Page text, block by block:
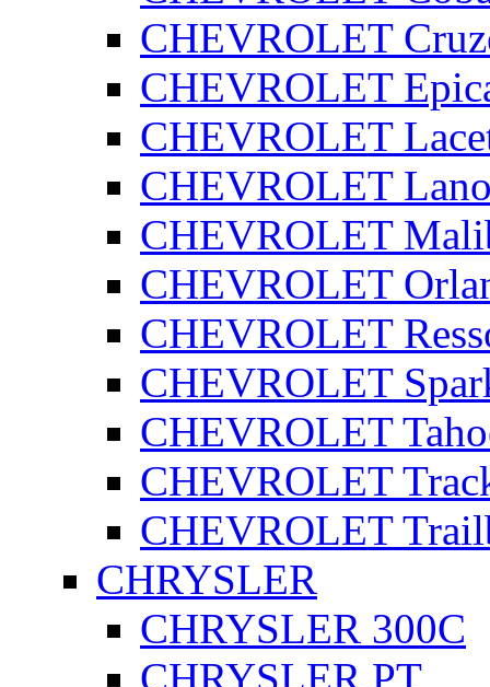
CHEVROLET
CHEVROLET
CHEVROLET
CHEVROLET
CHEVROLET
CHEVROLET
CHEVROLET
CHEVROLET
CHEVROLET
CHEVROLET
CHEVROLET
CHRYSLER
CHRYSLER 300C